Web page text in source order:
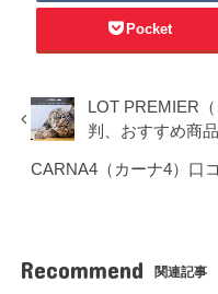
Pocket
LOT PREMIER
判、おすすめ商
CARNA4（カーナ4）口
Recommend 関連記事